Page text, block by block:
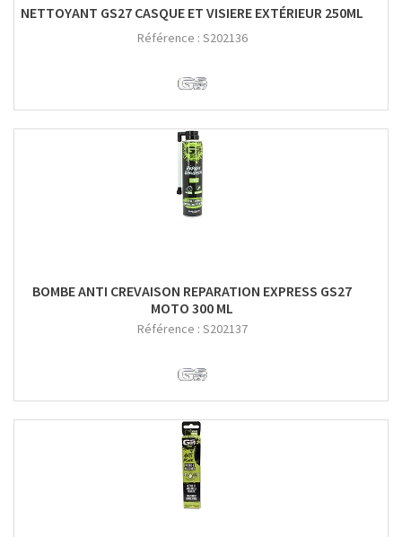
NETTOYANT GS27 CASQUE ET VISIERE EXTÉRIEUR 250ML
Référence : S202136
BOMBE ANTI CREVAISON REPARATION EXPRESS GS27
MOTO 300 ML
Référence : S202137